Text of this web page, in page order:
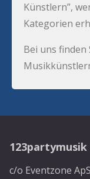
Künstlern”,
Kategorien
Bei uns finden
123partymusik
c/o Eventzone